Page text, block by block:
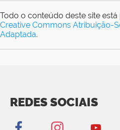
Todo o conteúdo deste site
Creative Commons Atribuição-
Adaptada.
REDES SOCIAIS